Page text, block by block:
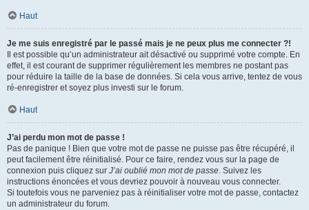
Haut
Je me suis enregistré par le passé mais je ne peux plus me connecter ?!
Il est possible qu’un administrateur ait désactivé ou supprimé votre compte. En
effet, il est courant de supprimer régulièrement les membres ne postant pas
pour réduire la taille de la base de données. Si cela vous arrive, tentez de vous
ré-enregistrer et soyez plus investi sur le forum.
Haut
J’ai perdu mon mot de passe !
Pas de panique ! Bien que votre mot de passe ne puisse pas être récupéré, il
peut facilement être réinitialisé. Pour ce faire, rendez vous sur la page de
connexion puis cliquez sur J’ai oublié mon mot de passe. Suivez les
instructions énoncées et vous devriez pouvoir à nouveau vous connecter.
Si toutefois vous ne parveniez pas à réinitialiser votre mot de passe, contactez
un administrateur du forum.